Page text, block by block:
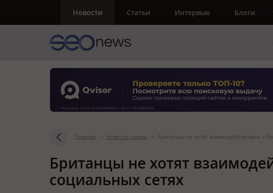
Новости Статьи Интервью Блоги
Главная > Новости рынка > Британцы не хотят взаимодействовать с
Британцы не хотят
социальных сетях